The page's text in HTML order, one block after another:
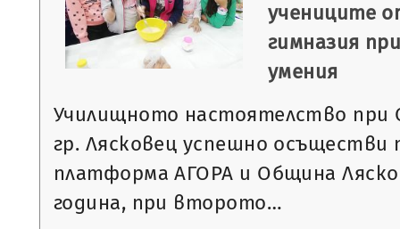
учениците
гимназия
умения
Училищното настоятелство при
гр. Лясковец успешно осъществи
платформа АГОРА и Община
година, при второто…